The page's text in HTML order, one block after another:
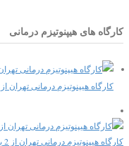
کارگاه های هیپنوتیزم درمانی
کارگاه هیپنوتیزم درمانی تهران از 23 بهمن ماه 1404
کارگاه هیپنوتیزم درمانی تهران از 2 بهمن ماه 1404